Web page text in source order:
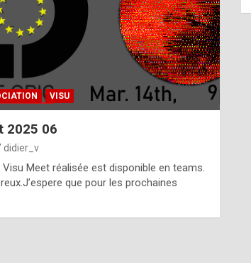
VISU
2025 06
didier_v
Visu Meet réalisée est disponible en teams.
que pour les prochaines